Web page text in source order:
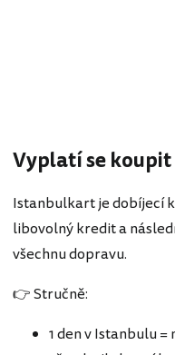
Vyplatí se
Istanbulkart je dobíjecí
libovolný kredit a
všechnu dopravu.
👉 Stručně:
1 den v Istanbulu